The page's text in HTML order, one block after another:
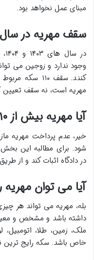
مبنای عمل نخواهد بود.
سقف مهریه در سال ۱۴۰۳/۱۴۰۴ چقدر
وجود ندارد و زوجین می
کنند. سقف
مهریه است، نه سقف تعیین
آیا مهریه بیش از ۱۱۰ سکه زندان دارد؟
شود. برای مطالبه این بخش
در دادگاه اثبات کند و از
آیا می توان مهریه
بله، مهریه می تواند هر
داشته باشد و مشخص و
ملک، زمین، طلا،
خاص باشد. سکه رایج ترین